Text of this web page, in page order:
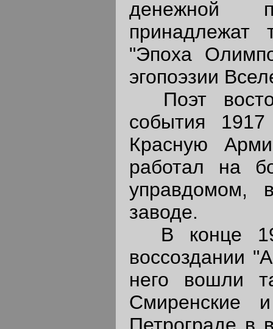
денежной
"Эпоха
эгопоэзии
Поэт
события
Красную
работал на
управдомом,
заводе.
В конце
воссоздании
него вошли